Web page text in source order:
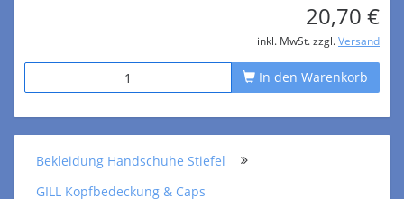
20,70 €
inkl. MwSt. zzgl.Versand
In den Warenkorb
Bekleidung Handschuhe Stiefel
GILL Kopfbedeckung & Caps